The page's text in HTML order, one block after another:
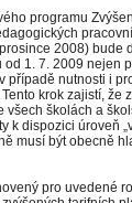
programu
2008) bude
1. 7. 2009 nejen
případě nutnosti i
krok zajistí, že
školách a
k dispozici úroveň
musí být obecně
pro uvedené